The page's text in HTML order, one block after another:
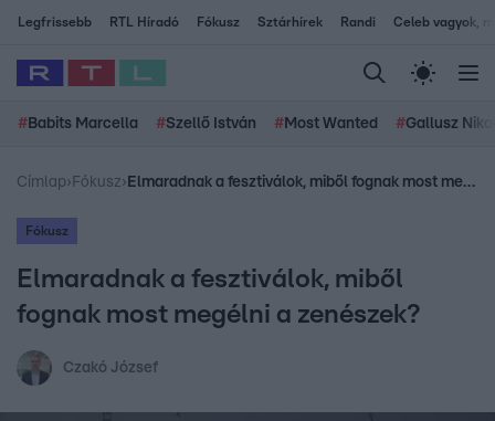
Legfrissebb RTL Híradó Fókusz Sztárhírek Randi Celeb vagyok,
# Babits Marcella #Szellő István # Most Wanted #Gallusz
Címlap› Fókusz› Elmaradnak a fesztiválok, miből fognak most megélni a zenészek?
Fókusz
Elmaradnak a fesztiválok, miből
fognak most megélni a zenészek?
Czakó József